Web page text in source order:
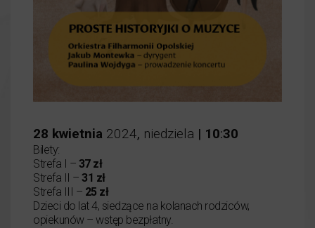
28 kwietnia 2024, niedziela | 10:30
Bilety:
Strefa I – 37 zł
Strefa II – 31 zł
Strefa III – 25 zł
Dzieci do lat 4, siedzące na kolanach rodziców,
opiekunów – wstęp bezpłatny.